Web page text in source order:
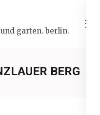
garten. berlin.
BERG